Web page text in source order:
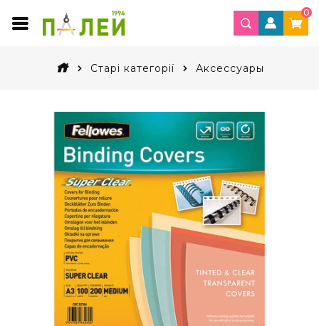
0
Старі категорії Аксессуары